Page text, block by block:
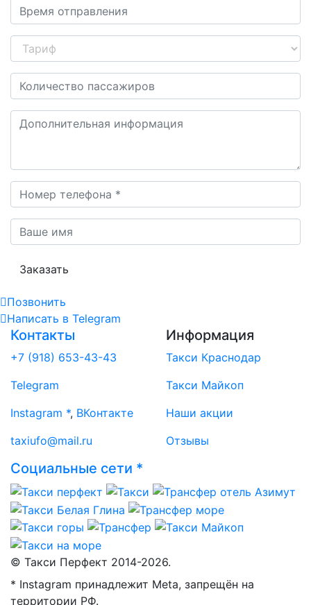
Заказать
Позвонить
Написать в Telegram
Контакты
+7 (918) 653-43-43
Telegram
Instagram *, ВКонтакте
taxiufo@mail.ru
Информация
Такси Краснодар
Такси Майкоп
Наши акции
Отзывы
Социальные сети *
© Такси Перфект 2014-2026.
* Instagram принадлежит Meta, запрещён на
территории РФ.